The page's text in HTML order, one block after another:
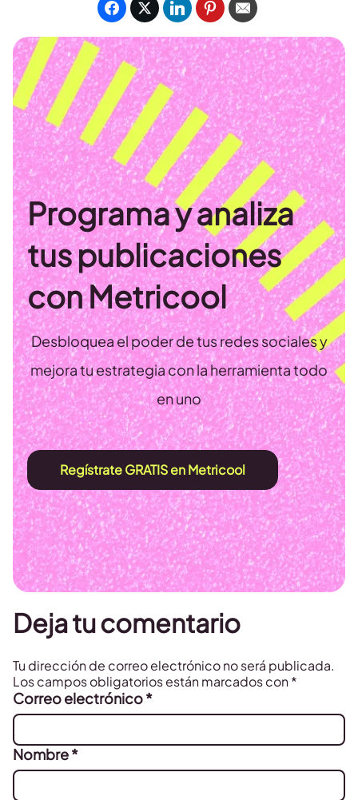
Programa y analiza
tus publicaciones
con Metricool
Desbloquea el poder de tus redes sociales y
mejora tu estrategia con la herramienta todo
en uno
Regístrate GRATIS en Metricool
Deja tu comentario
Tu dirección de correo electrónico no será publicada.
Los campos obligatorios están marcados con*
Correo electrónico*
Nombre*